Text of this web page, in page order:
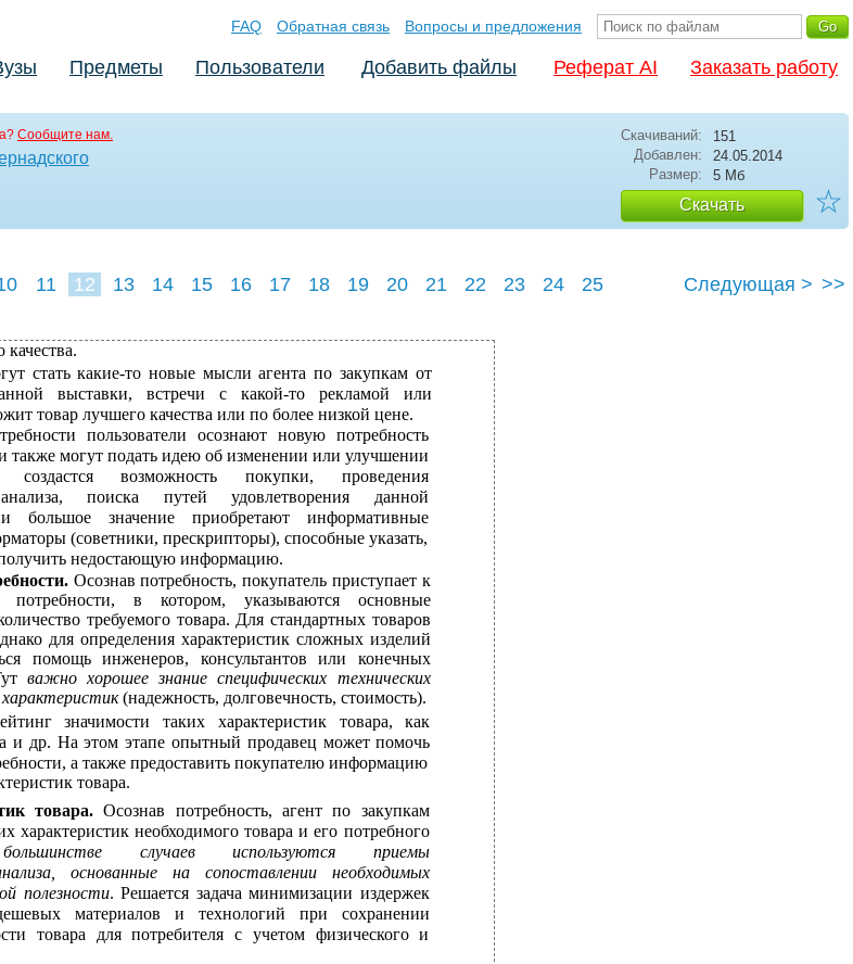
FAQ Обратная связь Вопросы и предложения
Предметы Пользователи Добавить файлы Реферат AI Заказать работу
Сообщите нам. Скачиваний:
151
Добавлен:
24.05.2014
Размер:
5 Мб
Скачать ☆
11 12 13 14 15 16 17 18 19 20 21 22 23 24 25 Следующая > >>
качества.
стать какие-то новые мысли агента по закупкам от
выставки, встречи с какой-то рекламой или
товар лучшего качества или по более низкой цене.
пользователи осознают новую потребность
также могут подать идею об изменении или улучшении
возможность покупки, проведения
анализа, поиска путей удовлетворения данной
большое значение приобретают информативные
(советники, прескрипторы), способные указать,
получить недостающую информацию.
Осознав потребность, покупатель приступает к
потребности, в котором, указываются основные
требуемого товара. Для стандартных товаров
для определения характеристик сложных изделий
помощь инженеров, консультантов или конечных
важно хорошее знание специфических технических
(надежность, долговечность, стоимость).
значимости таких характеристик товара, как
и др. На этом этапе опытный продавец может помочь
а также предоставить покупателю информацию
товара.
товара.Осознав потребность, агент по закупкам
характеристик необходимого товара и его потребного
случаев используются приемы
основанные на сопоставлении необходимых
полезности. Решается задача минимизации издержек
материалов и технологий при сохранении
товара для потребителя с учетом физического и